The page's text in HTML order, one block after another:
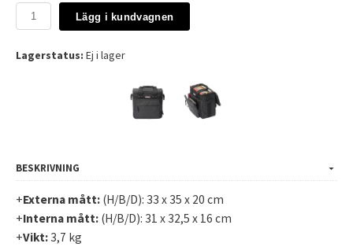
Lägg i kundvagnen
Lagerstatus: Ej i lager
BESKRIVNING
+Externa mått: (H/B/D): 33 x 35 x 20 cm
+Interna mått: (H/B/D): 31 x 32,5 x 16 cm
+Vikt: 3,7 kg